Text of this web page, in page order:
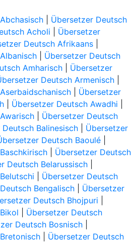
| Übersetzer Deutsch
Acholi
Übersetzer
Deutsch Afrikaans|
| Übersetzer Deutsch
Amharisch| Übersetzer
Deutsch Armenisch|
| Übersetzer
| Übersetzer Deutsch Awadhi
| Übersetzer Deutsch
Balinesisch| Übersetzer
Deutsch Baoulé|
| Übersetzer Deutsch
Deutsch Belarussisch|
Übersetzer Deutsch
Bengalisch| Übersetzer
Deutsch Bhojpuri
Übersetzer Deutsch
Deutsch Bosnisch|
| Übersetzer Deutsch